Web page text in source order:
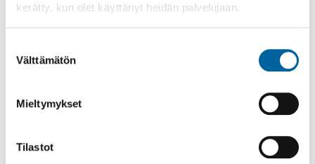
kerätty, kun olet käyttänyt heidän palvelujaan.
valinta
Välttämätön
Mieltymykset
Tilastot
Luvanvaraisuudesta on vapautettu
Ilmalämpöpumput tulee sijoittaa siten, etteivät ne
kulttuuriympäristössä ilmalämpöpumppuja ei saa
sijoittaa kadun puoleiselle julkisivulle.